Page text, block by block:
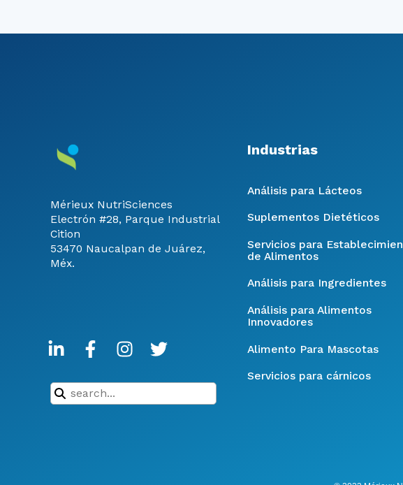
Mérieux NutriSciences
Electrón #28, Parque Industrial
Cition
53470 Naucalpan de Juárez,
Méx.
Industrias
Análisis para Lácteos
Suplementos Dietéticos
Servicios para
de Alimentos
Análisis para Ingredientes
Análisis para Alimentos
Innovadores
Alimento Para Mascotas
Servicios para cárnicos